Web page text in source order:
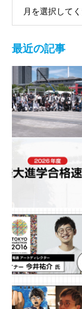
月を選択して
最近の記事